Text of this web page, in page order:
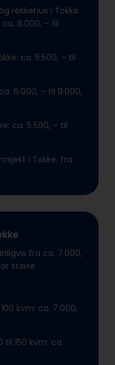
rekkehus i Tokke
8.000, – til
ca. 5.500, – til
6.000, – til 9.000,
ca. 5.500, – til
i Tokke: fra
fra ca. 7.000,
større
kvm: ca. 7.000,
til 150 kvm: ca.